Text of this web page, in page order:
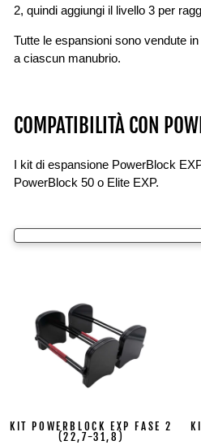
2, quindi aggiungi il livello 3 per
Tutte le espansioni sono vendute
a ciascun manubrio.
COMPATIBILITÀ CON
I kit di espansione PowerBlock
PowerBlock 50 o Elite EXP.
KIT POWERBLOCK EXP FASE 2
(22,7-31,8)